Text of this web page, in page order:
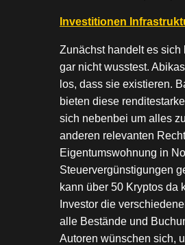
Investitionen
Zunächst handelt es
gar nicht wusstest.
los, dass sie existieren.
bieten diese
sich nebenbei um alles
anderen relevanten
Eigentumswohnung in
Steuervergünstigungen
kann über 50 Kryptos da
Investor die
alle Bestände und
Autoren wünschen sich,